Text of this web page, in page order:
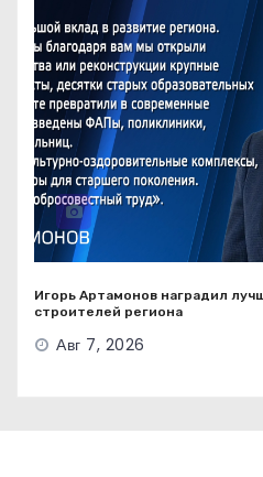
Игорь Артамонов наградил
строителей региона
Авг 7, 2026